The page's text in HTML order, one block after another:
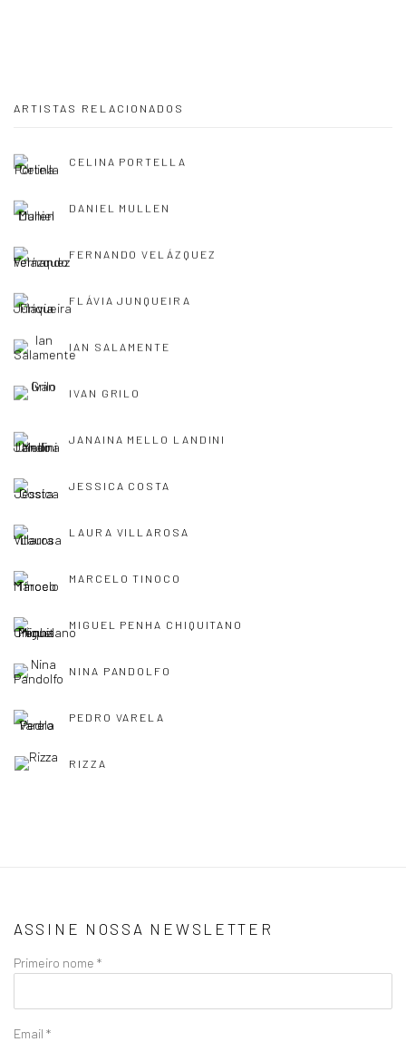
ARTISTAS RELACIONADOS
CELINA PORTELLA
DANIEL MULLEN
FERNANDO VELÁZQUEZ
FLÁVIA JUNQUEIRA
IAN SALAMENTE
IVAN GRILO
JANAINA MELLO LANDINI
JESSICA COSTA
LAURA VILLAROSA
MARCELO TINOCO
MIGUEL PENHA CHIQUITANO
NINA PANDOLFO
PEDRO VARELA
RIZZA
ASSINE NOSSA NEWSLETTER
Primeiro nome *
Email *